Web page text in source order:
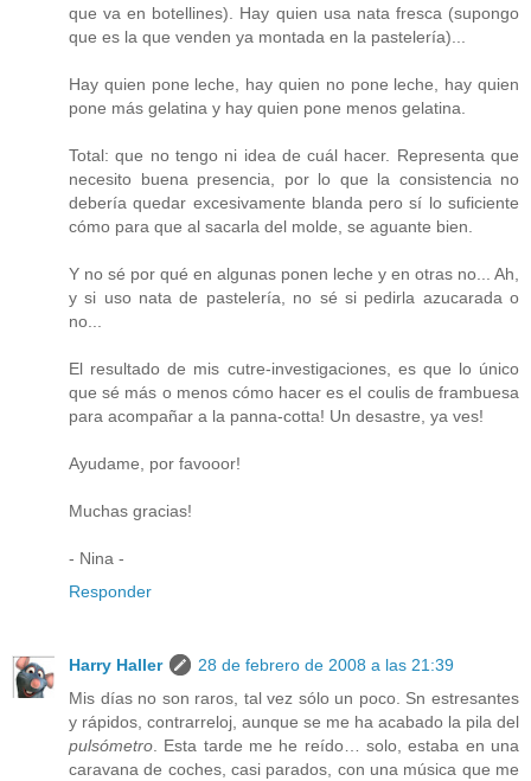
que va en botellines). Hay quien usa nata fresca (supongo
que es la que venden ya montada en la pastelería)...
Hay quien pone leche, hay quien no pone leche, hay quien
pone más gelatina y hay quien pone menos gelatina.
Total: que no tengo ni idea de cuál hacer. Representa que
necesito buena presencia, por lo que la consistencia no
debería quedar excesivamente blanda pero sí lo suficiente
cómo para que al sacarla del molde, se aguante bien.
Y no sé por qué en algunas ponen leche y en otras no... Ah,
y si uso nata de pastelería, no sé si pedirla azucarada o
no...
El resultado de mis cutre-investigaciones, es que lo único
que sé más o menos cómo hacer es el coulis de frambuesa
para acompañar a la panna-cotta! Un desastre, ya ves!
Ayudame, por favooor!
Muchas gracias!
- Nina -
Responder
Harry Haller
28 de febrero de 2008 a las 21:39
Mis días no son raros, tal vez sólo un poco. Sn estresantes
y rápidos, contrarreloj, aunque se me ha acabado la pila del
pulsómetro . Esta tarde me he reído… solo, estaba en una
caravana de coches, casi parados, con una música que me